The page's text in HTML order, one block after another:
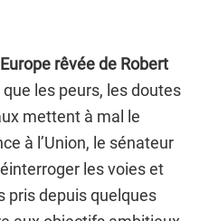
rêvée de Robert
que les peurs, les doutes
mettent à mal le
à l’Union, le sénateur
les voies et
pris depuis quelques